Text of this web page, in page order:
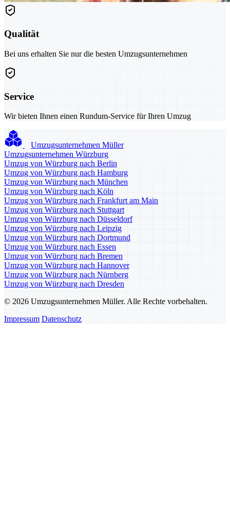
Qualität
Bei uns erhalten Sie nur die besten Umzugsunternehmen
Service
Wir bieten Ihnen einen Rundum-Service für Ihren Umzug
Umzugsunternehmen Müller
Umzugsunternehmen Würzburg
Umzug von Würzburg nach Berlin
Umzug von Würzburg nach Hamburg
Umzug von Würzburg nach München
Umzug von Würzburg nach Köln
Umzug von Würzburg nach Frankfurt am Main
Umzug von Würzburg nach Stuttgart
Umzug von Würzburg nach Düsseldorf
Umzug von Würzburg nach Leipzig
Umzug von Würzburg nach Dortmund
Umzug von Würzburg nach Essen
Umzug von Würzburg nach Bremen
Umzug von Würzburg nach Hannover
Umzug von Würzburg nach Nürnberg
Umzug von Würzburg nach Dresden
© 2026 Umzugsunternehmen Müller. Alle Rechte vorbehalten.
Impressum Datenschutz